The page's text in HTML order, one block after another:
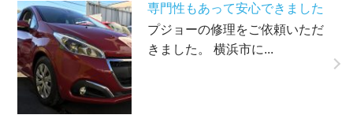
専門性もあって安心できました
プジョーの修理をご依頼いただ
きました。 横浜市に...